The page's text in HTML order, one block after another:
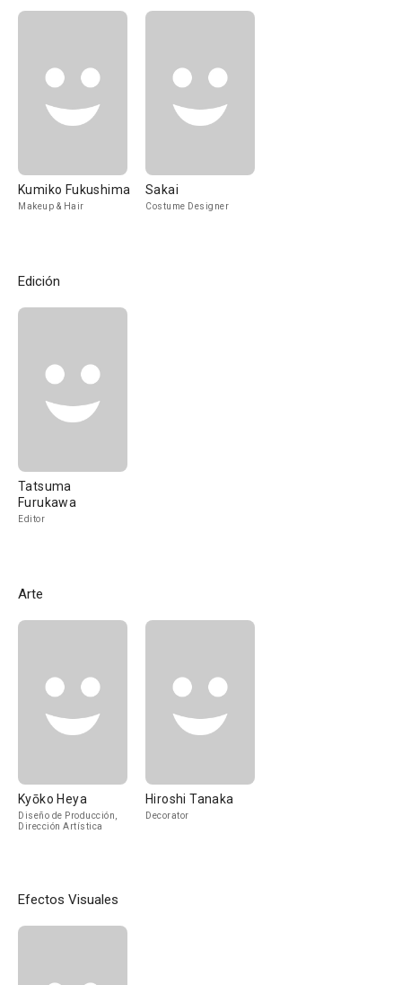
Kumiko Fukushima
Makeup & Hair
Sakai
Costume Designer
Edición
Tatsuma
Furukawa
Editor
Arte
Kyōko Heya
Diseño de Producción,
Dirección Artística
Hiroshi Tanaka
Decorator
Efectos Visuales